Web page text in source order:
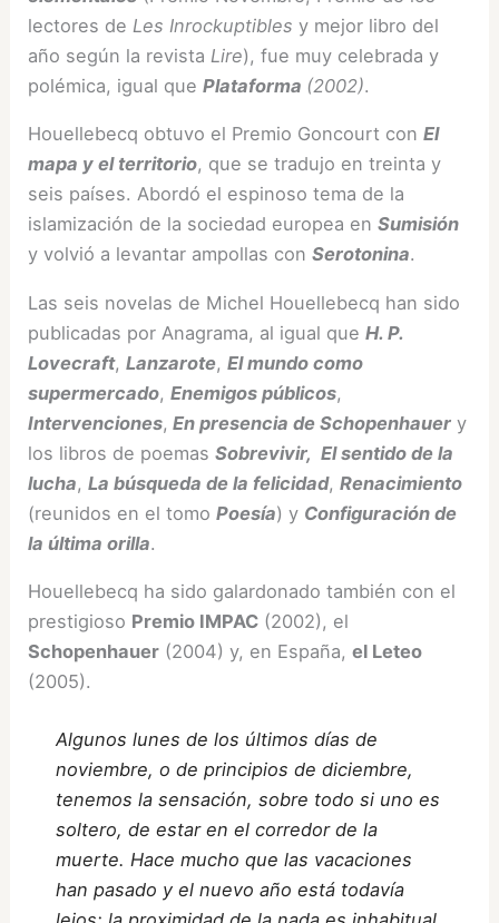
lectores de Les Inrockuptibles y mejor libro del
año según la revista Lire), fue muy celebrada y
polémica, igual quePlataforma (2002).
Houellebecq obtuvo el Premio Goncourt conEl
mapa y el territorio, que se tradujo en treinta y
seis países. Abordó el espinoso tema de la
islamización de la sociedad europea enSumisión
y volvió a levantar ampollas conSerotonina.
Las seis novelas de Michel Houellebecq han sido
publicadas por Anagrama, al igual queH. P.
Lovecraft,Lanzarote,El mundo como
supermercado,Enemigos públicos,
Intervenciones, En presencia de Schopenhauer y
los libros de poemasSobrevivir, El sentido de la
lucha,La búsqueda de la felicidad,Renacimiento
(reunidos en el tomoPoesía) y Configuración de
la última orilla.
Houellebecq ha sido galardonado también con el
prestigioso Premio IMPAC (2002), el
Schopenhauer (2004) y, en España,el Leteo
(2005).
Algunos lunes de los últimos días de
noviembre, o de principios de diciembre,
tenemos la sensación, sobre todo si uno es
soltero, de estar en el corredor de la
muerte. Hace mucho que las vacaciones
han pasado y el nuevo año está todavía